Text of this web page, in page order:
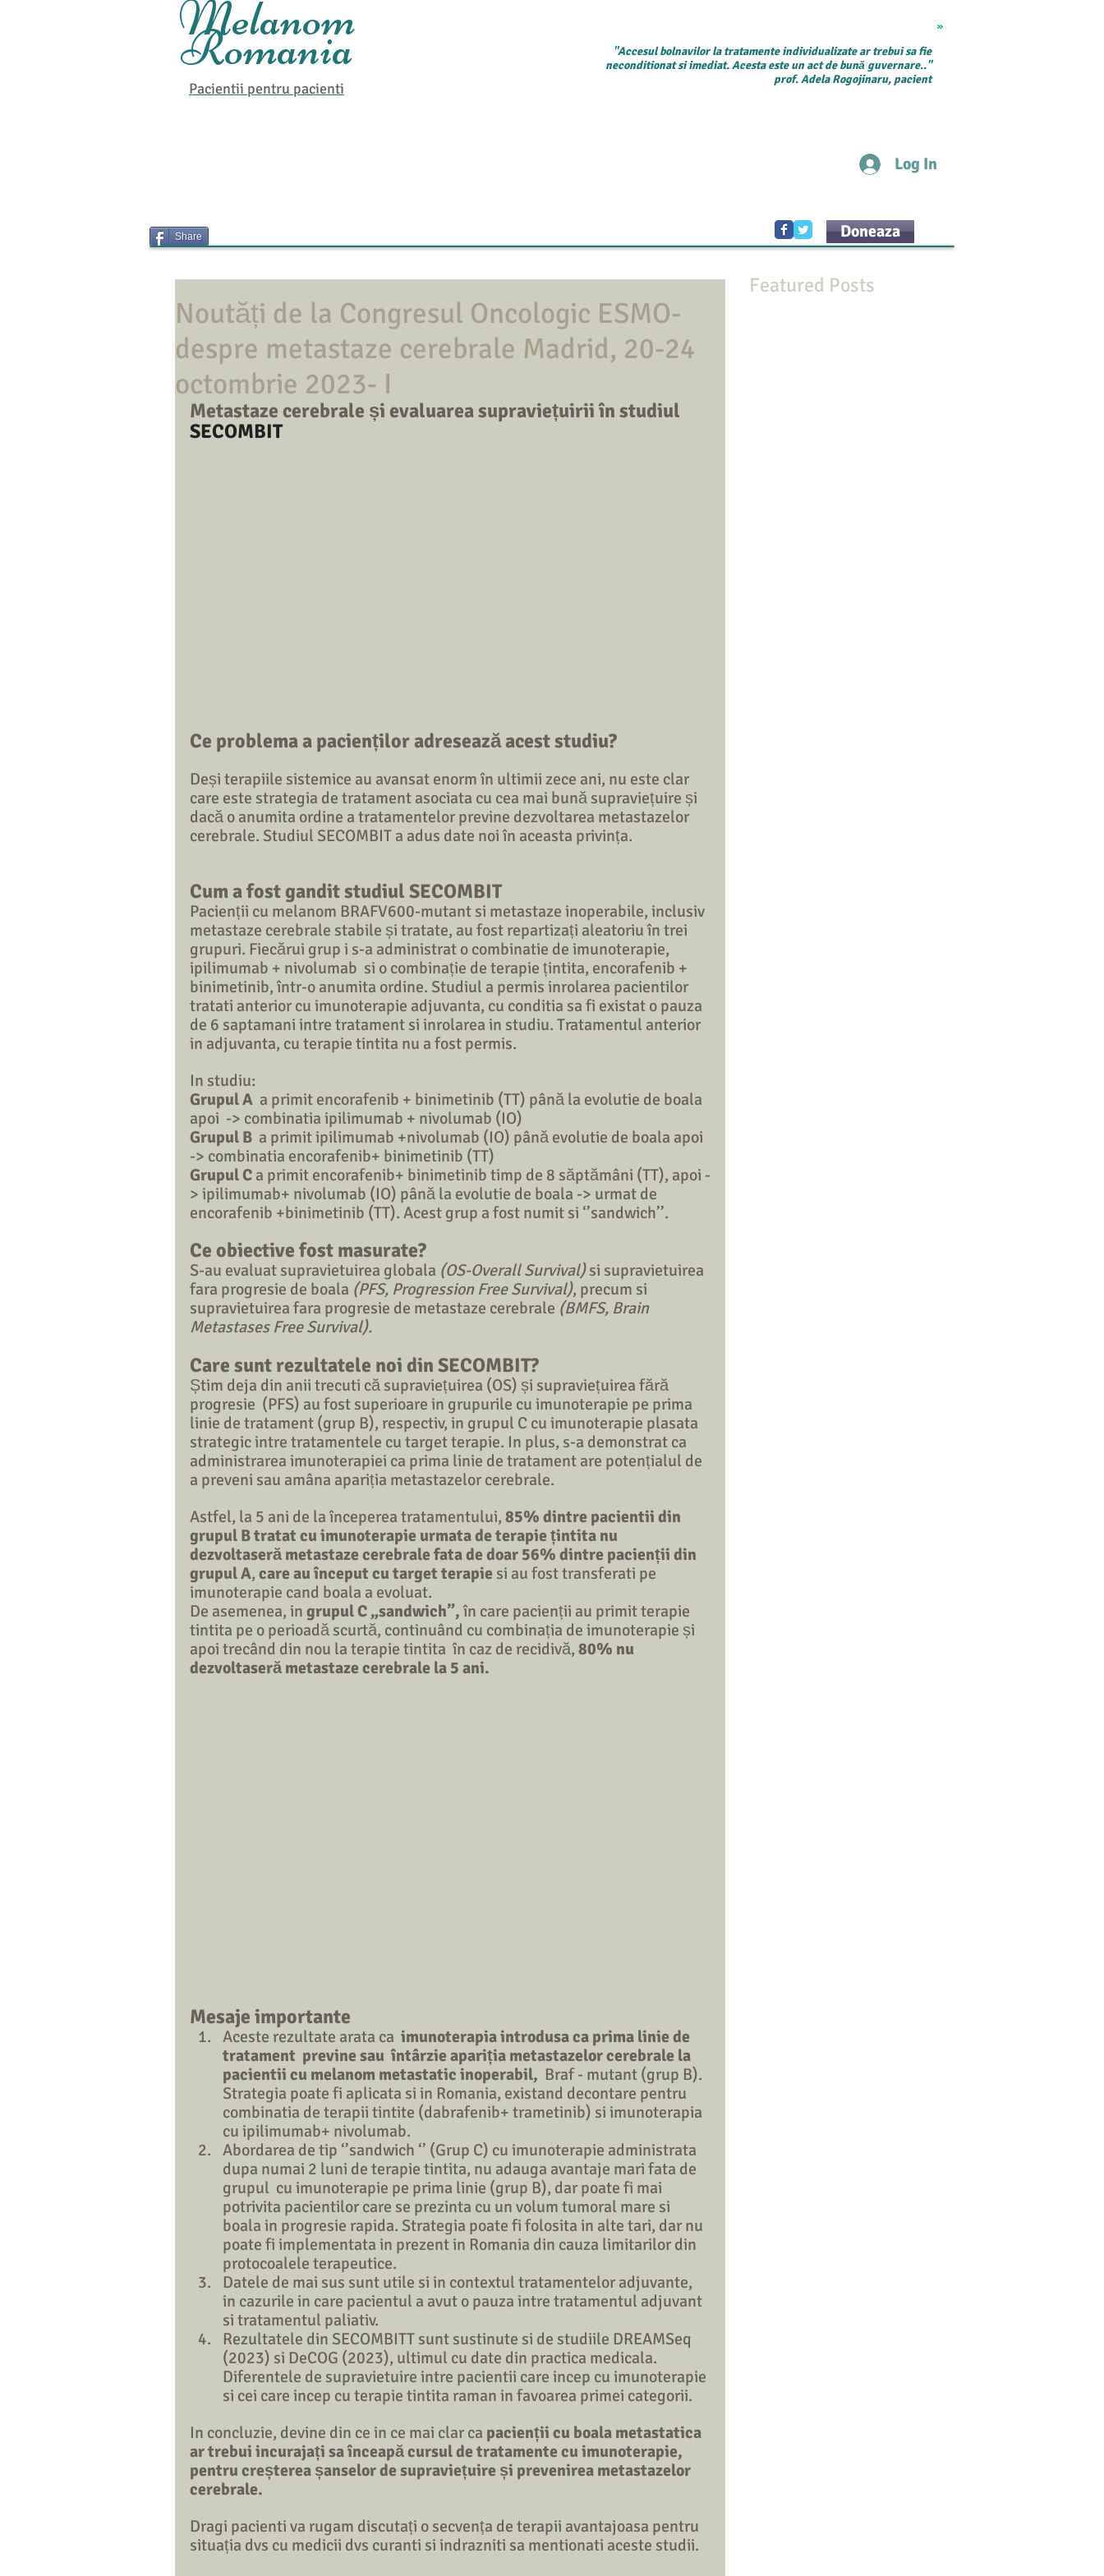
''Accesul bolnavilor la tratamente individualizate ar trebui sa fie
neconditionat si imediat. Acesta este un act de bună guvernare..''
prof. Adela Rogojinaru, pacient
Melanom
Romania
Pacientii pentru pacienti
Log In
Share Doneaza
Noutăți de la Congresul Oncologic ESMO-
despre metastaze cerebrale Madrid, 20-24
octombrie 2023- I
Metastaze cerebrale și evaluarea supraviețuirii în studiul
SECOMBIT
Ce problema a pacienților adresează acest studiu?
Deși terapiile sistemice au avansat enorm în ultimii zece ani, nu este clar
care este strategia de tratament asociata cu cea mai bună supraviețuire și
dacă o anumita ordine a tratamentelor previne dezvoltarea metastazelor
cerebrale. Studiul SECOMBIT a adus date noi în aceasta privința.
Cum a fost gandit studiul SECOMBIT
Pacienții cu melanom BRAFV600-mutant si metastaze inoperabile, inclusiv
metastaze cerebrale stabile și tratate, au fost repartizați aleatoriu în trei
grupuri. Fiecărui grup i s-a administrat o combinatie de imunoterapie,
ipilimumab + nivolumab  si o combinație de terapie țintita, encorafenib +
binimetinib, într-o anumita ordine. Studiul a permis inrolarea pacientilor
tratati anterior cu imunoterapie adjuvanta, cu conditia sa fi existat o pauza
de 6 saptamani intre tratament si inrolarea in studiu. Tratamentul anterior
in adjuvanta, cu terapie tintita nu a fost permis.
In studiu:
Grupul A
  a primit encorafenib + binimetinib (TT) până la evolutie de boala
apoi  -> combinatia ipilimumab + nivolumab (IO)
Grupul B
  a primit ipilimumab +nivolumab (IO) până evolutie de boala apoi
-> combinatia encorafenib+ binimetinib (TT)
Grupul C a primit encorafenib+ binimetinib timp de 8 săptămâni (TT), apoi -
> ipilimumab+ nivolumab (IO) până la evolutie de boala -> urmat de
encorafenib +binimetinib (TT). Acest grup a fost numit si ‘’sandwich’’.
Ce obiective fost masurate?
S-au evaluat supravietuirea globala (OS-Overall Survival) si supravietuirea
fara progresie de boala (PFS, Progression Free Survival), precum si
supravietuirea fara progresie de metastaze cerebrale (BMFS, Brain
Metastases Free Survival).
Care sunt rezultatele noi din SECOMBIT?
Știm deja din anii trecuti că supraviețuirea (OS) și supraviețuirea fără
progresie  (PFS) au fost superioare in grupurile cu imunoterapie pe prima
linie de tratament (grup B), respectiv, in grupul C cu imunoterapie plasata
strategic intre tratamentele cu target terapie. In plus, s-a demonstrat ca
administrarea imunoterapiei ca prima linie de tratament are potențialul de
a preveni sau amâna apariția metastazelor cerebrale.
Astfel, la 5 ani de la începerea tratamentului, 85% dintre pacientii din
grupul B tratat cu imunoterapie urmata de terapie țintita nu
dezvoltaseră metastaze cerebrale fata de doar 56% dintre pacienții din
grupul A, care au început cu target terapie si au fost transferati pe
imunoterapie cand boala a evoluat.
De asemenea, in grupul C „sandwich”, în care pacienții au primit terapie
tintita pe o perioadă scurtă, continuând cu combinația de imunoterapie și
apoi trecând din nou la terapie tintita  în caz de recidivă, 80% nu
dezvoltaseră metastaze cerebrale la 5 ani.
Mesaje importante
Aceste rezultate arata ca imunoterapia introdusa ca prima linie de
tratament  previne sau  întârzie apariția metastazelor cerebrale la
pacientii cu melanom metastatic inoperabil, Braf - mutant (grup B).
Strategia poate fi aplicata si in Romania, existand decontare pentru
combinatia de terapii tintite (dabrafenib+ trametinib) si imunoterapia
cu ipilimumab+ nivolumab.
Abordarea de tip ‘’sandwich ‘’ (Grup C) cu imunoterapie administrata
dupa numai 2 luni de terapie tintita, nu adauga avantaje mari fata de
grupul  cu imunoterapie pe prima linie (grup B), dar poate fi mai
potrivita pacientilor care se prezinta cu un volum tumoral mare si
boala in progresie rapida. Strategia poate fi folosita in alte tari, dar nu
poate fi implementata in prezent in Romania din cauza limitarilor din
protocoalele terapeutice.
Datele de mai sus sunt utile si in contextul tratamentelor adjuvante,
in cazurile in care pacientul a avut o pauza intre tratamentul adjuvant
si tratamentul paliativ.
Rezultatele din SECOMBITT sunt sustinute si de studiile DREAMSeq
(2023) si DeCOG (2023), ultimul cu date din practica medicala.
Diferentele de supravietuire intre pacientii care incep cu imunoterapie
si cei care incep cu terapie tintita raman in favoarea primei categorii.
In concluzie, devine din ce in ce mai clar ca pacienții cu boala metastatica
ar trebui incurajați sa înceapă cursul de tratamente cu imunoterapie,
pentru creșterea șanselor de supraviețuire și prevenirea metastazelor
cerebrale.
Dragi pacienti va rugam discutați o secvența de terapii avantajoasa pentru
situația dvs cu medicii dvs curanti si indrazniti sa mentionati aceste studii.
Featured Posts